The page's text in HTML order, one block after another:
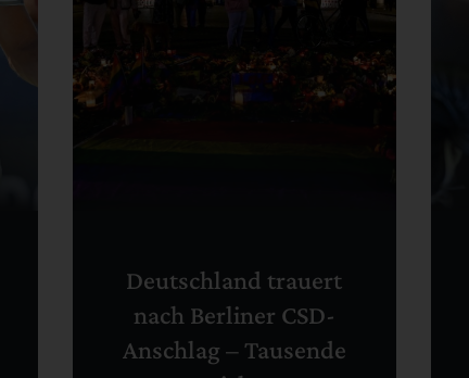
Deutschland trauert
nach Berliner CSD-
Anschlag – Tausende